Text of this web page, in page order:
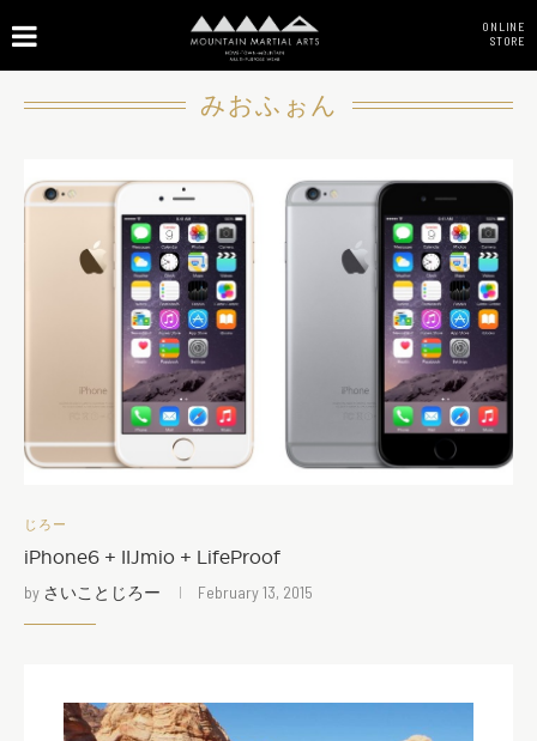
ONLINE
STORE
みおふぉん
じろー
iPhone6 + IIJmio + LifeProof
by さいことじろー February 13, 2015